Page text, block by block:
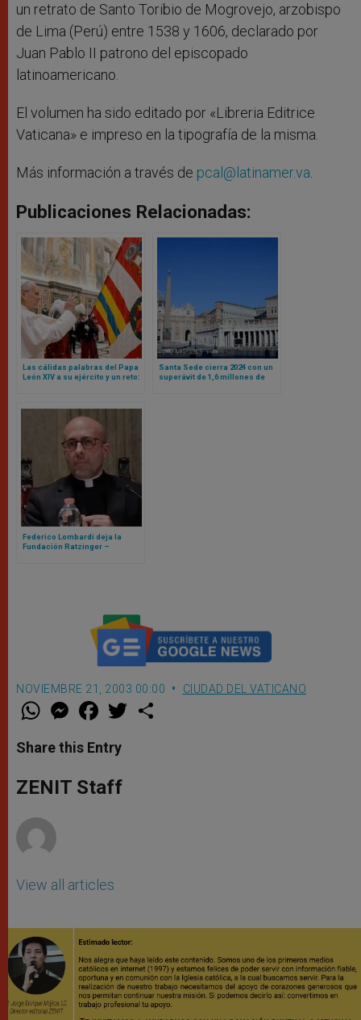
un retrato de Santo Toribio de Mogrovejo, arzobispo
de Lima (Perú) entre 1538 y 1606, declarado por
Juan Pablo II patrono del episcopado
latinoamericano.
El volumen ha sido editado por «Libreria Editrice
Vaticana» e impreso en la tipografía de la misma.
Más información a través de pcal@latinamer.va.
Publicaciones Relacionadas:
Las cálidas palabras del Papa
León XIV a su ejército y un reto:
Santa Sede cierra 2024 con un
superávit de 1,6 millones de
Federico Lombardi deja la
Fundación Ratzinger –
NOVIEMBRE 21, 2003 00:00 CIUDAD DEL VATICANO
W
t
s
p
p
M
e
s
e
g
e
F
a
e
b
o
k
w
Share this Entry
ZENIT Staff
View all articles